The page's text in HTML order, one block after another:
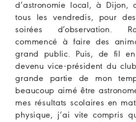
d’astronomie local, à Dijon,
tous les vendredis, pour
soirées d’observation.
commencé à faire des
grand public. Puis, de fil
devenu vice-président du
grande partie de mon
beaucoup aimé être
mes résultats scolaires en
physique, j’ai vite compris